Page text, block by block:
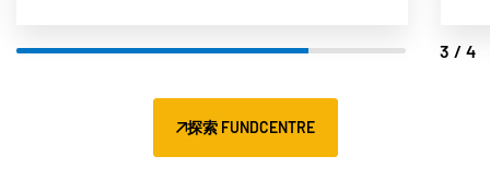
3/4
探索 FUNDCENTRE